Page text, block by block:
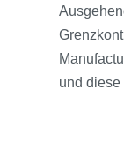
und diese